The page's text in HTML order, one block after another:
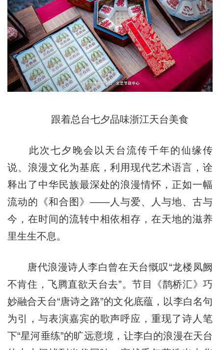
跟着总台七夕品味浙江天台美食
此次七夕晚会以天台流传千年的仙缘传
说、浪漫文化为基底，利用现代艺术语言，诠
释出了中华民族最深处的浪漫情怀，正如一幅
流动的《和合图》——人与爱、人与地、古与
今，在时间的流转中相依相存，在天地的滋养
里生生不息。
唐代浪漫诗人李白曾在天台慨叹“龙楼凤阙
不肯住，飞腾直欲天台去”。节目《鹊桥汇》巧
妙融合天台“唐诗之路”的文化底蕴，以李白名句
为引，与表演嘉宾的歌声呼应，重现了诗人笔
下“星河垂练”的旷远意境，让李白的浪漫在天台